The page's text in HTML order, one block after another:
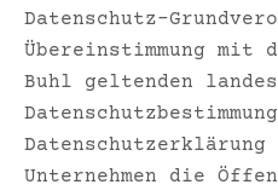
Datenschutz-
Übereinstimmung mit
Buhl geltenden
Datenschutzerklärung
Unternehmen die